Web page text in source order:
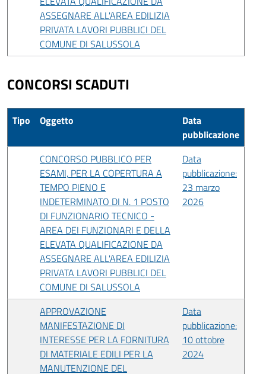
ASSEGNARE ALL'AREA EDILIZIA
PRIVATA LAVORI PUBBLICI DEL
COMUNE DI SALUSSOLA
CONCORSI SCADUTI
Tipo Oggetto
Data
pubblicazione
CONCORSO PUBBLICO PER
ESAMI, PER LA COPERTURA A
TEMPO PIENO E
INDETERMINATO DI N. 1 POSTO
DI FUNZIONARIO TECNICO -
AREA DEI FUNZIONARI E DELLA
ELEVATA QUALIFICAZIONE DA
ASSEGNARE ALL'AREA EDILIZIA
PRIVATA LAVORI PUBBLICI DEL
COMUNE DI SALUSSOLA
Data
pubblicazione:
23 marzo
2026
APPROVAZIONE
MANIFESTAZIONE DI
INTERESSE PER LA FORNITURA
DI MATERIALE EDILI PER LA
MANUTENZIONE DEL
Data
pubblicazione:
10 ottobre
2024